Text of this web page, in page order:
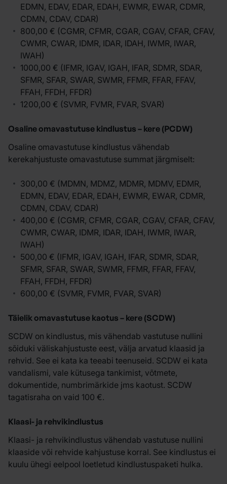
EDMN, EDAV, EDAR, EDAH, EWMR, EWAR, CDMR,
CDMN, CDAV, CDAR)
800,00 € (CGMR, CFMR, CGAR, CGAV, CFAR, CFAV,
CWMR, CWAR, IDMR, IDAR, IDAH, IWMR, IWAR,
IWAH)
1000,00 € (IFMR, IGAV, IGAH, IFAR, SDMR, SDAR,
SFMR, SFAR, SWAR, SWMR, FFMR, FFAR, FFAV,
FFAH, FFDH, FFDR)
1200,00 € (SVMR, FVMR, FVAR, SVAR)
Osaline omavastutuse kindlustus – kere (PCDW)
Osaline omavastutuse kindlustus vähendab
kerekahjustuste omavastutuse summat järgmiselt:
300,00 € (MDMN, MDMZ, MDMR, MDMV, EDMR,
EDMN, EDAV, EDAR, EDAH, EWMR, EWAR, CDMR,
CDMN, CDAV, CDAR)
400,00 € (CGMR, CFMR, CGAR, CGAV, CFAR, CFAV,
CWMR, CWAR, IDMR, IDAR, IDAH, IWMR, IWAR,
IWAH)
500,00 € (IFMR, IGAV, IGAH, IFAR, SDMR, SDAR,
SFMR, SFAR, SWAR, SWMR, FFMR, FFAR, FFAV,
FFAH, FFDH, FFDR)
600,00 € (SVMR, FVMR, FVAR, SVAR)
Täielik omavastutuse kaotus – kere (SCDW)
SCDW on kindlustus, mis vähendab vastutuse nullini
sõiduki väliskahjustuste eest, välja arvatud klaasid ja
rehvid. See ei kata ka teeabi teenuseid. SCDW ei kata
vandalismi, vale kütusega tankimist, võtmete,
dokumentide, numbrimärkide jms kaotust. SCDW
tagatisraha on vaid 100 €.
Klaasi- ja rehvikindlustus
Klaasi- ja rehvikindlustus vähendab vastutuse nullini
klaaside või rehvide kahjustuse korral. See kindlustus ei
kuulu ühegi eelpool loetletud kindlustuspaketi hulka.